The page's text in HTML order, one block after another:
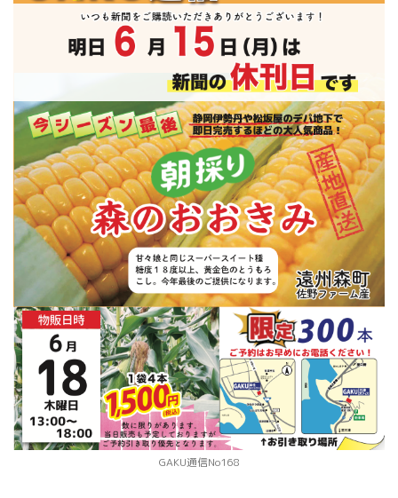
GAKU通信No168